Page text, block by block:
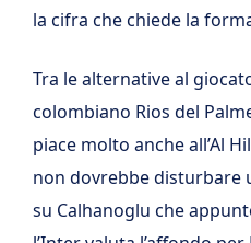
la cifra che chiede la
Tra le alternative al
colombiano Rios del
piace molto anche all’Al
non dovrebbe disturbare
su Calhanoglu che